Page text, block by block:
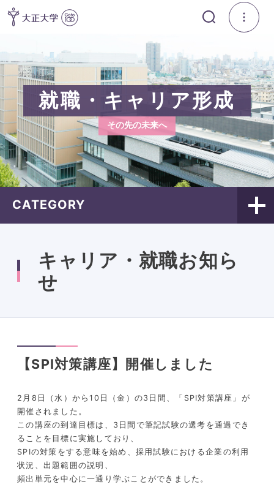
就職・キャリア形成
その先の未来へ
CATEGORY
キャリア・就職お知ら
せ
【SPI対策講座】開催しました
2月 8 日（水）から10 日（金）の3 日間、「 SPI対策講座」が
開催されました。
この講座の到達目標は、 3 日間で筆記試験の選考を通過でき
ることを目標に実施しており、
SPIの対策をする意味を始め、採用試験における企業の利用
状況、出題範囲の説明、
頻出単元を中心に一通り学ぶことができました。